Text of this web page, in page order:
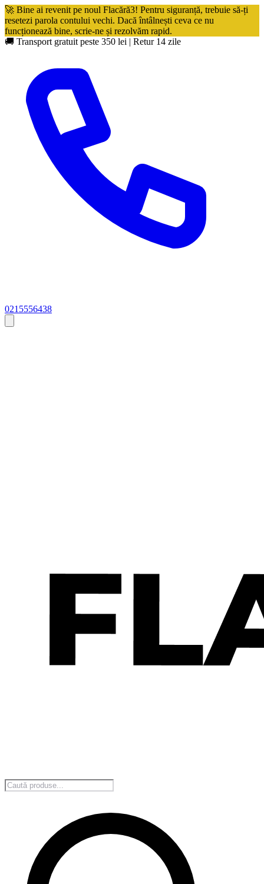
🚀 Bine ai revenit pe noul Flacără3! Pentru siguranță, trebuie să-ți
resetezi parola contului vechi. Dacă întâlnești ceva ce nu
funcționează bine, scrie-ne și rezolvăm rapid.
🚚 Transport gratuit peste 350 lei | Retur 14 zile
0215556438